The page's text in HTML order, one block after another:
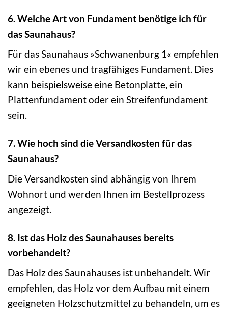
6. Welche Art von Fundament benötige ich für
das Saunahaus?
Für das Saunahaus »Schwanenburg 1« empfehlen
wir ein ebenes und tragfähiges Fundament. Dies
kann beispielsweise eine Betonplatte, ein
Plattenfundament oder ein Streifenfundament
sein.
7. Wie hoch sind die Versandkosten für das
Saunahaus?
Die Versandkosten sind abhängig von Ihrem
Wohnort und werden Ihnen im Bestellprozess
angezeigt.
8. Ist das Holz des Saunahauses bereits
vorbehandelt?
Das Holz des Saunahauses ist unbehandelt. Wir
empfehlen, das Holz vor dem Aufbau mit einem
geeigneten Holzschutzmittel zu behandeln, um es